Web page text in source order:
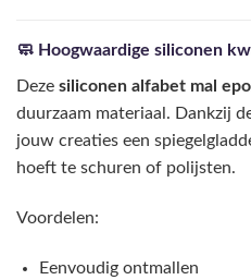
🧼 Hoogwaardige siliconen
Deze siliconen alfabet mal
duurzaam materiaal. Dankzij
jouw creaties een
hoeft te schuren of polijsten.
Voordelen:
Eenvoudig ontmallen